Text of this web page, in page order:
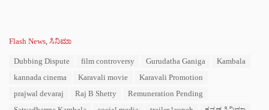
C
Flash News ಸಿನಿಮಾ
Dubbing Dispute film controversy Gurudatha Ganiga
Kambala
kannada cinema
Karavali movie
Karavali Promotion
prajwal devaraj
Raj B Shetty
Remuneration Pending